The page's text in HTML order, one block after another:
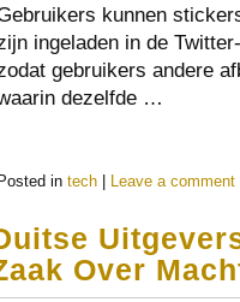
kunnen
ingeladen in de
gebruikers andere
dezelfde …
Posted in tech Leave a comment
Over